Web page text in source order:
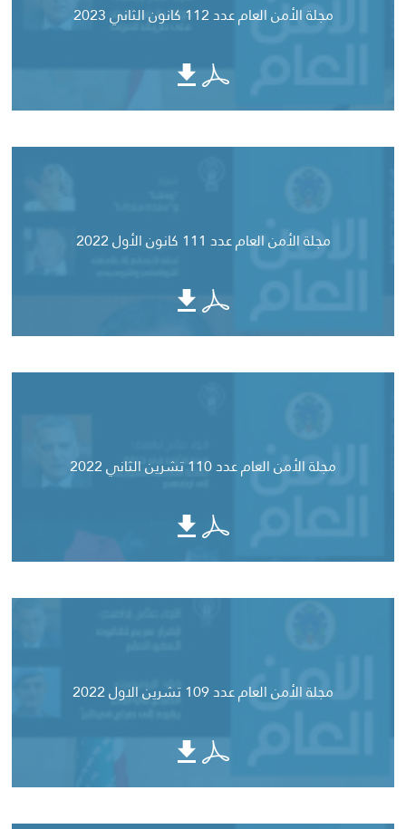
مجلة الأمن العام عدد 112 كانون الثاني 2023
مجلة الأمن العام عدد 111 كانون الأول 2022
مجلة الأمن العام عدد 110 تشرين الثاني 2022
مجلة الأمن العام عدد 109 تشرين الاول 2022